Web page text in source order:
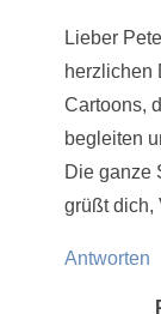
Lieber
herzlichen
Cartoons,
begleiten
Die ganze
grüßt dich,
Antworten